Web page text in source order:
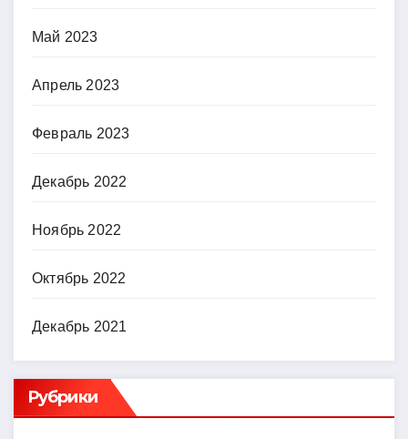
Май 2023
Апрель 2023
Февраль 2023
Декабрь 2022
Ноябрь 2022
Октябрь 2022
Декабрь 2021
Рубрики